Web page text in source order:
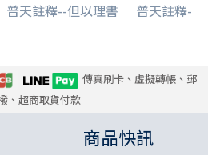
普天註釋--但以理書 普天註釋--
傳真刷卡、虛擬轉帳、郵
、超商取貨付款
商品快訊